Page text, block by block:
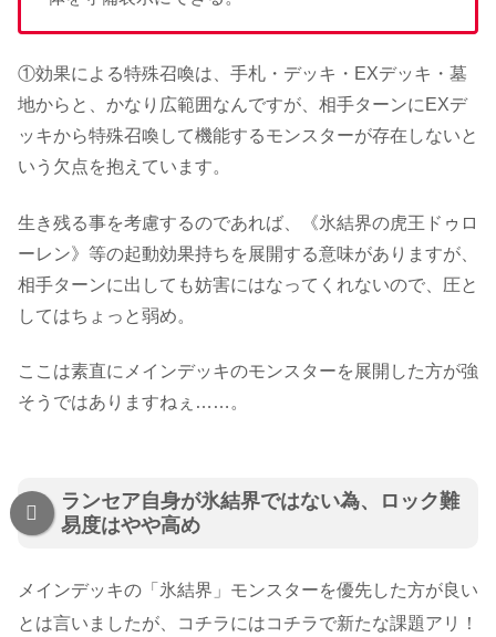
①効果による特殊召喚は、手札・デッキ・EXデッキ・墓
地からと、かなり広範囲なんですが、相手ターンにEXデ
ッキから特殊召喚して機能するモンスターが存在しないと
いう欠点を抱えています。
生き残る事を考慮するのであれば、《氷結界の虎王ドゥロ
ーレン》等の起動効果持ちを展開する意味がありますが、
相手ターンに出しても妨害にはなってくれないので、圧と
してはちょっと弱め。
ここは素直にメインデッキのモンスターを展開した方が強
そうではありますねぇ……。
ランセア自身が氷結界ではない為、ロック難
易度はやや高め
メインデッキの「氷結界」モンスターを優先した方が良い
とは言いましたが、コチラにはコチラで新たな課題アリ！